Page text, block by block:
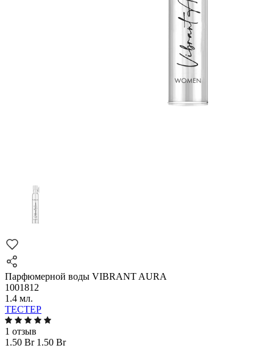
Парфюмерной воды VIBRANT AURA
1001812
1.4 мл.
ТЕСТЕР
1 отзыв
1.50 Br 1.50 Br